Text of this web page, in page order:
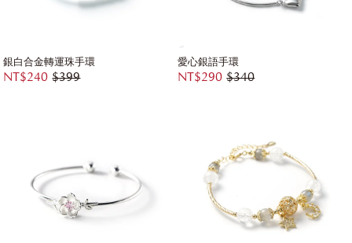
銀白合金轉運珠手環
NT$240 $399
愛心銀語手環
NT$290 $340